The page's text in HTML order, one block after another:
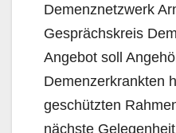
Demenznetzwerk
Gesprächskreis
Angebot soll
Demenzerkrankten
geschützten
nächste